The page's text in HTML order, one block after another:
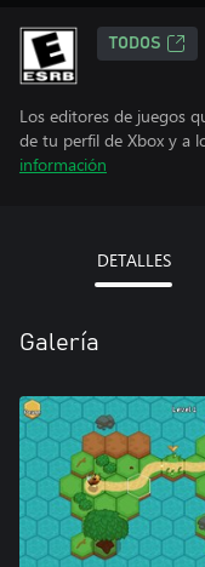
TODOS
Los editores de juegos
de tu perfil de Xbox y a
información
DETALLES
Galería